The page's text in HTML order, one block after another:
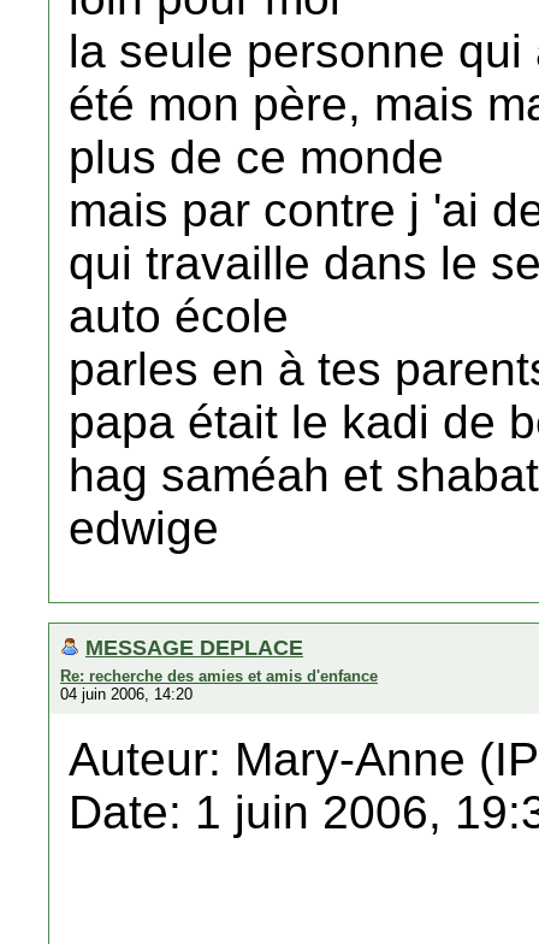
la seule personne
été mon père, mais
plus de ce monde
mais par contre j 'ai
qui travaille dans le
auto école
parles en à tes
papa était le kadi de
hag saméah et
edwige
MESSAGE DEPLACE
Re: recherche des amies et amis d'enfance
04 juin 2006, 14:20
Auteur: Mary-Anne
Date: 1 juin 2006,